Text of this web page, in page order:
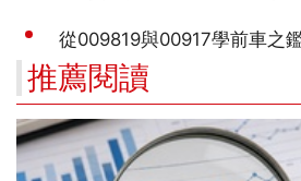
推薦閱讀